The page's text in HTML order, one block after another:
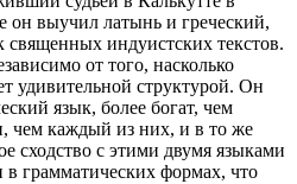
выучил латынь и греческий,
священных индуистских текстов.
от того, насколько
удивительной структурой. Он
язык, более богат, чем
чем каждый из них, и в то же
сходство с этими двумя языками
в грамматических формах, что